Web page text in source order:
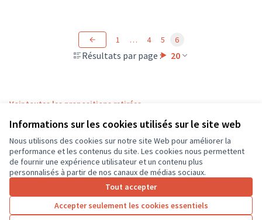
Informations sur les cookies utilisés sur le site web
Nous utilisons des cookies sur notre site Web pour améliorer la
performance et les contenus du site. Les cookies nous permettent
de fournir une expérience utilisateur et un contenu plus
personnalisés à partir de nos canaux de médias sociaux.
Tout accepter
Accepter seulement les cookies essentiels
Résultats par page : 20
1 … 4 5 6
Voir toutes les propositions retirées
Conditions d'utilisation
Paramètres des cookies
CD37 sur X
(Lien externe)
CD37 sur Facebook
CD37 sur Instagram
CD37 sur YouTube
(Lien externe)
Licence
(Lien